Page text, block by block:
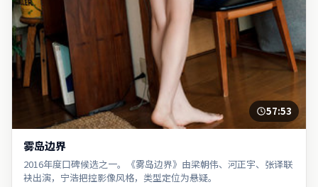
57:53
雾岛边界
2016年度口碑候选之一。《雾岛边界》由梁朝伟、河正宇、张译联
袂出演，宁浩把控影像风格，类型定位为悬疑。